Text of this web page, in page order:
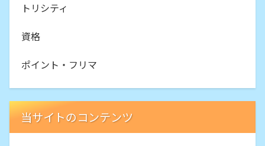
トリシティ
資格
ポイント・フリマ
当サイトのコンテンツ